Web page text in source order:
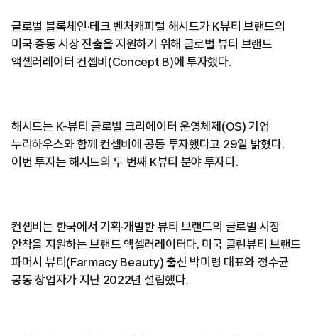
글로벌 블록체인·테크 벤처캐피털 해시드가 K뷰티 브랜드의
미국·중동 시장 진출을 지원하기 위해 글로벌 뷰티 브랜드
액셀러레이터 컨셉비(Concept B)에 투자했다.
해시드는 K-뷰티 글로벌 크리에이터 운영체제(OS) 기업
누리하우스와 함께 컨셉비에 공동 투자했다고 29일 밝혔다.
이번 투자는 해시드의 두 번째 K뷰티 분야 투자다.
컨셉비는 한국에서 기획·개발한 뷰티 브랜드의 글로벌 시장
안착을 지원하는 브랜드 액셀러레이터다. 미국 클린뷰티 브랜드
파머시 뷰티(Farmacy Beauty) 출신 박미령 대표와 정수균
공동 창업자가 지난 2022년 설립했다.